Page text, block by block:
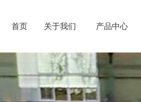
首页 关于我们
公司简介
产品中心
镀锌卷
公司新闻
人才政策